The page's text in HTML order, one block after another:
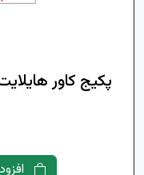
پکیج کاور